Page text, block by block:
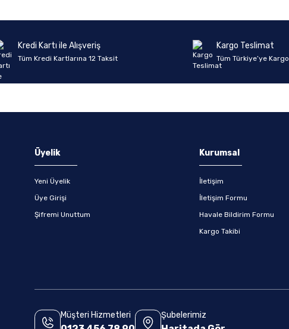
Kredi Kartı ile Alışveriş
Tüm Kredi Kartlarına 12 Taksit
Kargo Teslimat
Tüm Türkiye’ye
Üyelik
Yeni Üyelik
Üye Girişi
Şifremi Unuttum
Kurumsal
İletişim
İletişim Formu
Havale Bildirim Formu
Kargo Takibi
Müşteri Hizmetleri Şubelerimiz